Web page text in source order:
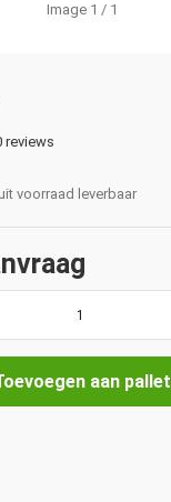
Image 1 / 1
reviews
voorraad leverbaar
aan pallet